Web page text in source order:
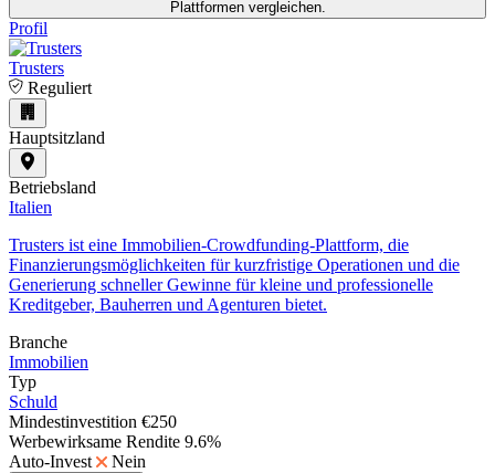
Plattformen vergleichen.
Profil
Trusters
Reguliert
Hauptsitzland
Betriebsland
Italien
Trusters ist eine Immobilien-Crowdfunding-Plattform, die
Finanzierungsmöglichkeiten für kurzfristige Operationen und die
Generierung schneller Gewinne für kleine und professionelle
Kreditgeber, Bauherren und Agenturen bietet.
Branche
Immobilien
Typ
Schuld
Mindestinvestition €250
Werbewirksame Rendite 9.6%
Auto-Invest
Nein